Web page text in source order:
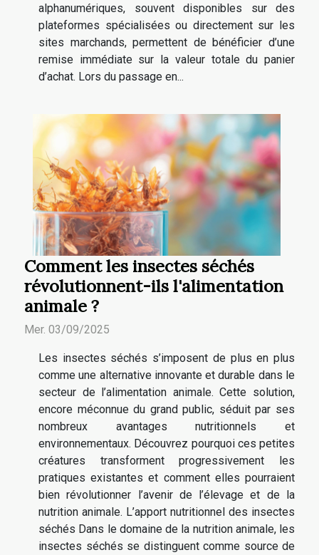
alphanumériques, souvent disponibles sur des
plateformes spécialisées ou directement sur les
sites marchands, permettent de bénéficier d’une
remise immédiate sur la valeur totale du panier
d’achat. Lors du passage en...
Comment les insectes séchés
révolutionnent-ils l'alimentation
animale ?
Mer. 03/09/2025
Les insectes séchés s’imposent de plus en plus
comme une alternative innovante et durable dans le
secteur de l’alimentation animale. Cette solution,
encore méconnue du grand public, séduit par ses
nombreux avantages nutritionnels et
environnementaux. Découvrez pourquoi ces petites
créatures transforment progressivement les
pratiques existantes et comment elles pourraient
bien révolutionner l’avenir de l’élevage et de la
nutrition animale. L’apport nutritionnel des insectes
séchés Dans le domaine de la nutrition animale, les
insectes séchés se distinguent comme source de